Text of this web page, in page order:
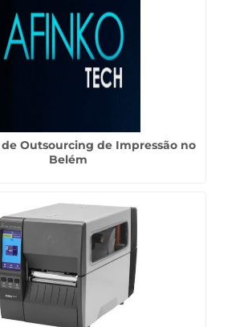
de Outsourcing de Impressão no
Belém